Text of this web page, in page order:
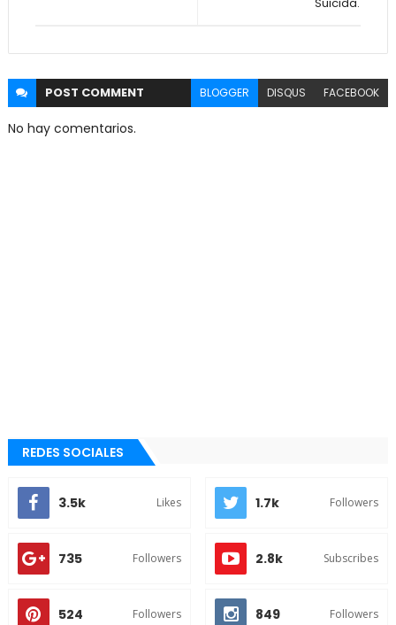
Suicida.
POST COMMENT BLOGGER DISQUS FACEBOOK
No hay comentarios.
REDES SOCIALES
3.5k Likes 1.7k Followers
735 Followers 2.8k Subscribes
524 Followers 849 Followers